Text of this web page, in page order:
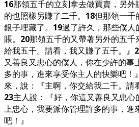
16那領五千的立刻拿去做買賣，另外
的也照樣另賺了二千。 18但那領一千
銀子埋藏了。 19過了許久，那些僕人
賬。 20那領五千的又帶著另外的五千
給我五千。請看，我又賺了五千。』
又善良又忠心的僕人，你在少許的事
多的事，進來享受你主人的快樂吧！』
來，說：『主啊，你交給我二千。請
23主人說：『好，你這又善良又忠
上忠心，我要派你管理許多的事，進
吧！』